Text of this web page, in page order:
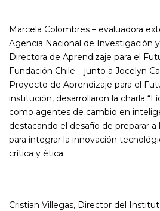
Marcela Colombres – evaluadora
Agencia Nacional de Investigación
Directora de Aprendizaje para el
Fundación Chile – junto a Jocelyn
Proyecto de Aprendizaje para el
institución, desarrollaron la charla
como agentes de cambio en
destacando el desafío de preparar
para integrar la innovación
crítica y ética.
Cristian Villegas, Director del